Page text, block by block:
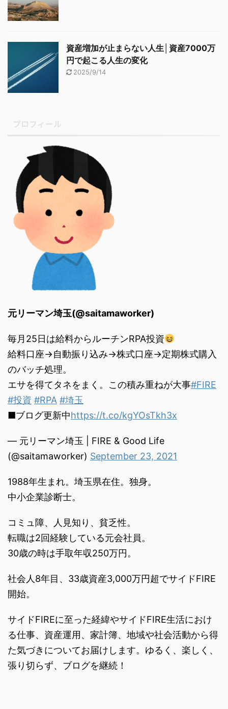
資産増加が止まらない人生│資産7000万
円で起こる人生の変化
2025/9/14
元リーマン埼玉(@saitamaworker)
毎月25日は給料からルーチンRPA投資
給料口座→自動振り込み→株式口座→定期株式購入
のバッチ処理。
エサを得てタネをまく。この積み重ねが大事#FIRE
#投資 #RPA #埼玉
■ブログ更新中https://t.co/kgYOsTkh3x
— 元リーマン埼玉 | FIRE & Good Life
(@saitamaworker) September 23, 2021
1988年生まれ。埼玉県在住。独身。
中小企業診断士。
コミュ障、人見知り、貧乏性。
転職は2回経験している元会社員。
30歳の時は手取年収250万円。
社会人8年目、33歳資産3,000万円超でサイドFIRE
開始。
サイドFIREに至った経緯やサイドFIRE生活におけ
る仕事、資産運用、家計簿、地域や社会活動から得
た気づきについてお届けします。ゆるく、楽しく、
張り切らず、ブログを継続！